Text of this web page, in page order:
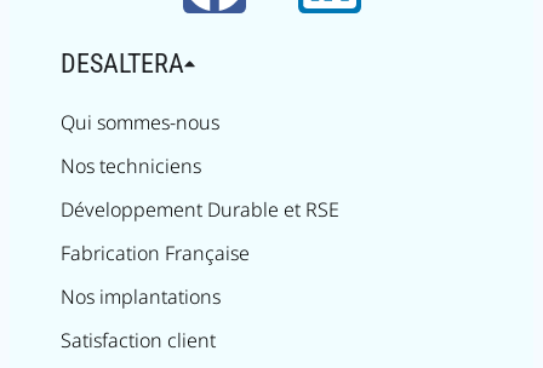
DESALTERA
Qui sommes-nous
Nos techniciens
Développement Durable et RSE
Fabrication Française
Nos implantations
Satisfaction client